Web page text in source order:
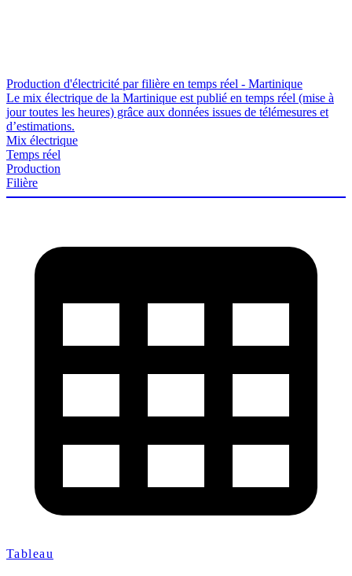
Production d'électricité par filière en temps réel - Martinique
Le mix électrique de la Martinique est publié en temps réel (mise à
jour toutes les heures) grâce aux données issues de télémesures et
d’estimations.
Mix électrique
Temps réel
Production
Filière
Tableau